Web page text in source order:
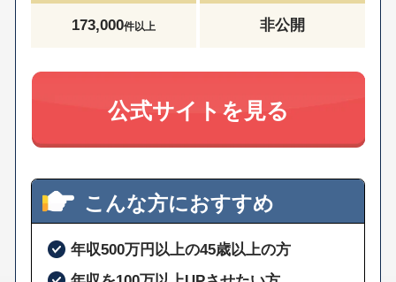
173,000件以上 非公開
公式サイトを見る
こんな方におすすめ
年収500万円以上の45歳以上の方